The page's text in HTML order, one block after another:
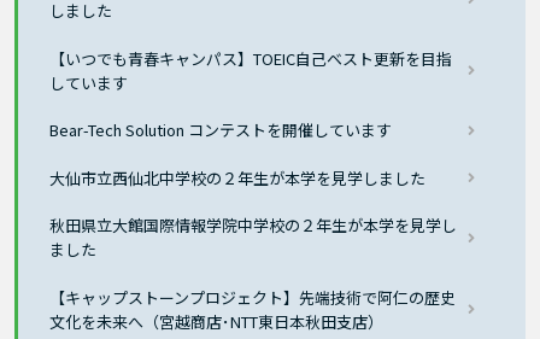
しました
【いつでも青春キャンパス】TOEIC自己ベスト更新を目指
しています
Bear-Tech Solution コンテストを開催しています
大仙市立西仙北中学校の２年生が本学を見学しました
秋田県立大館国際情報学院中学校の２年生が本学を見学し
ました
【キャップストーンプロジェクト】先端技術で阿仁の歴史
文化を未来へ（宮越商店･NTT東日本秋田支店）